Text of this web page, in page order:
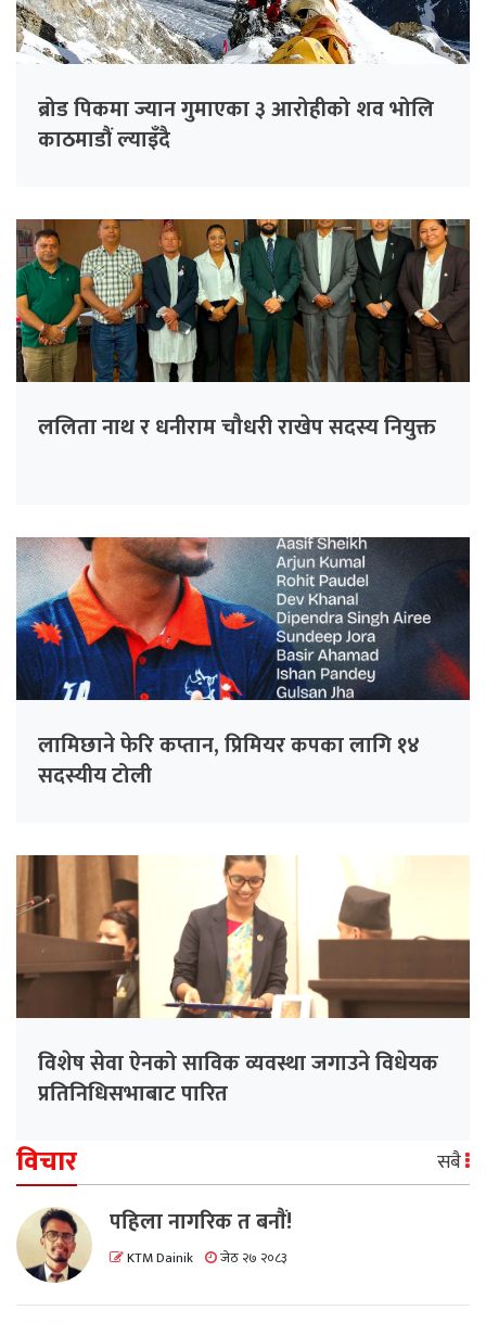
ब्रोड पिकमा ज्यान गुमाएका ३ आरोहीको शव भोलि
काठमाडौं ल्याइँदै
ललिता नाथ र धनीराम चौधरी राखेप सदस्य नियुक्त
लामिछाने फेरि कप्तान, प्रिमियर कपका लागि १४
सदस्यीय टोली
विशेष सेवा ऐनको साविक व्यवस्था जगाउने विधेयक
प्रतिनिधिसभाबाट पारित
विचार सबै
पहिला नागरिक त बनाैं!
KTM Dainik जेठ २७ २०८३